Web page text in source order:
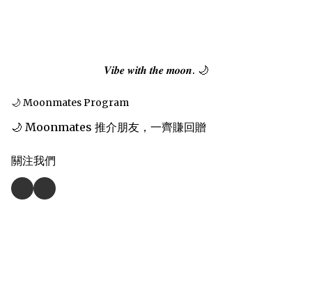
𝑽𝒊𝒃𝒆 𝒘𝒊𝒕𝒉 𝒕𝒉𝒆 𝒎𝒐𝒐𝒏. 🌙
🌙 Moonmates Program
🌙 Moonmates 推介朋友，一齊賺回贈
關注我們